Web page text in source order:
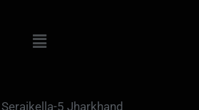
5 Jharkhand